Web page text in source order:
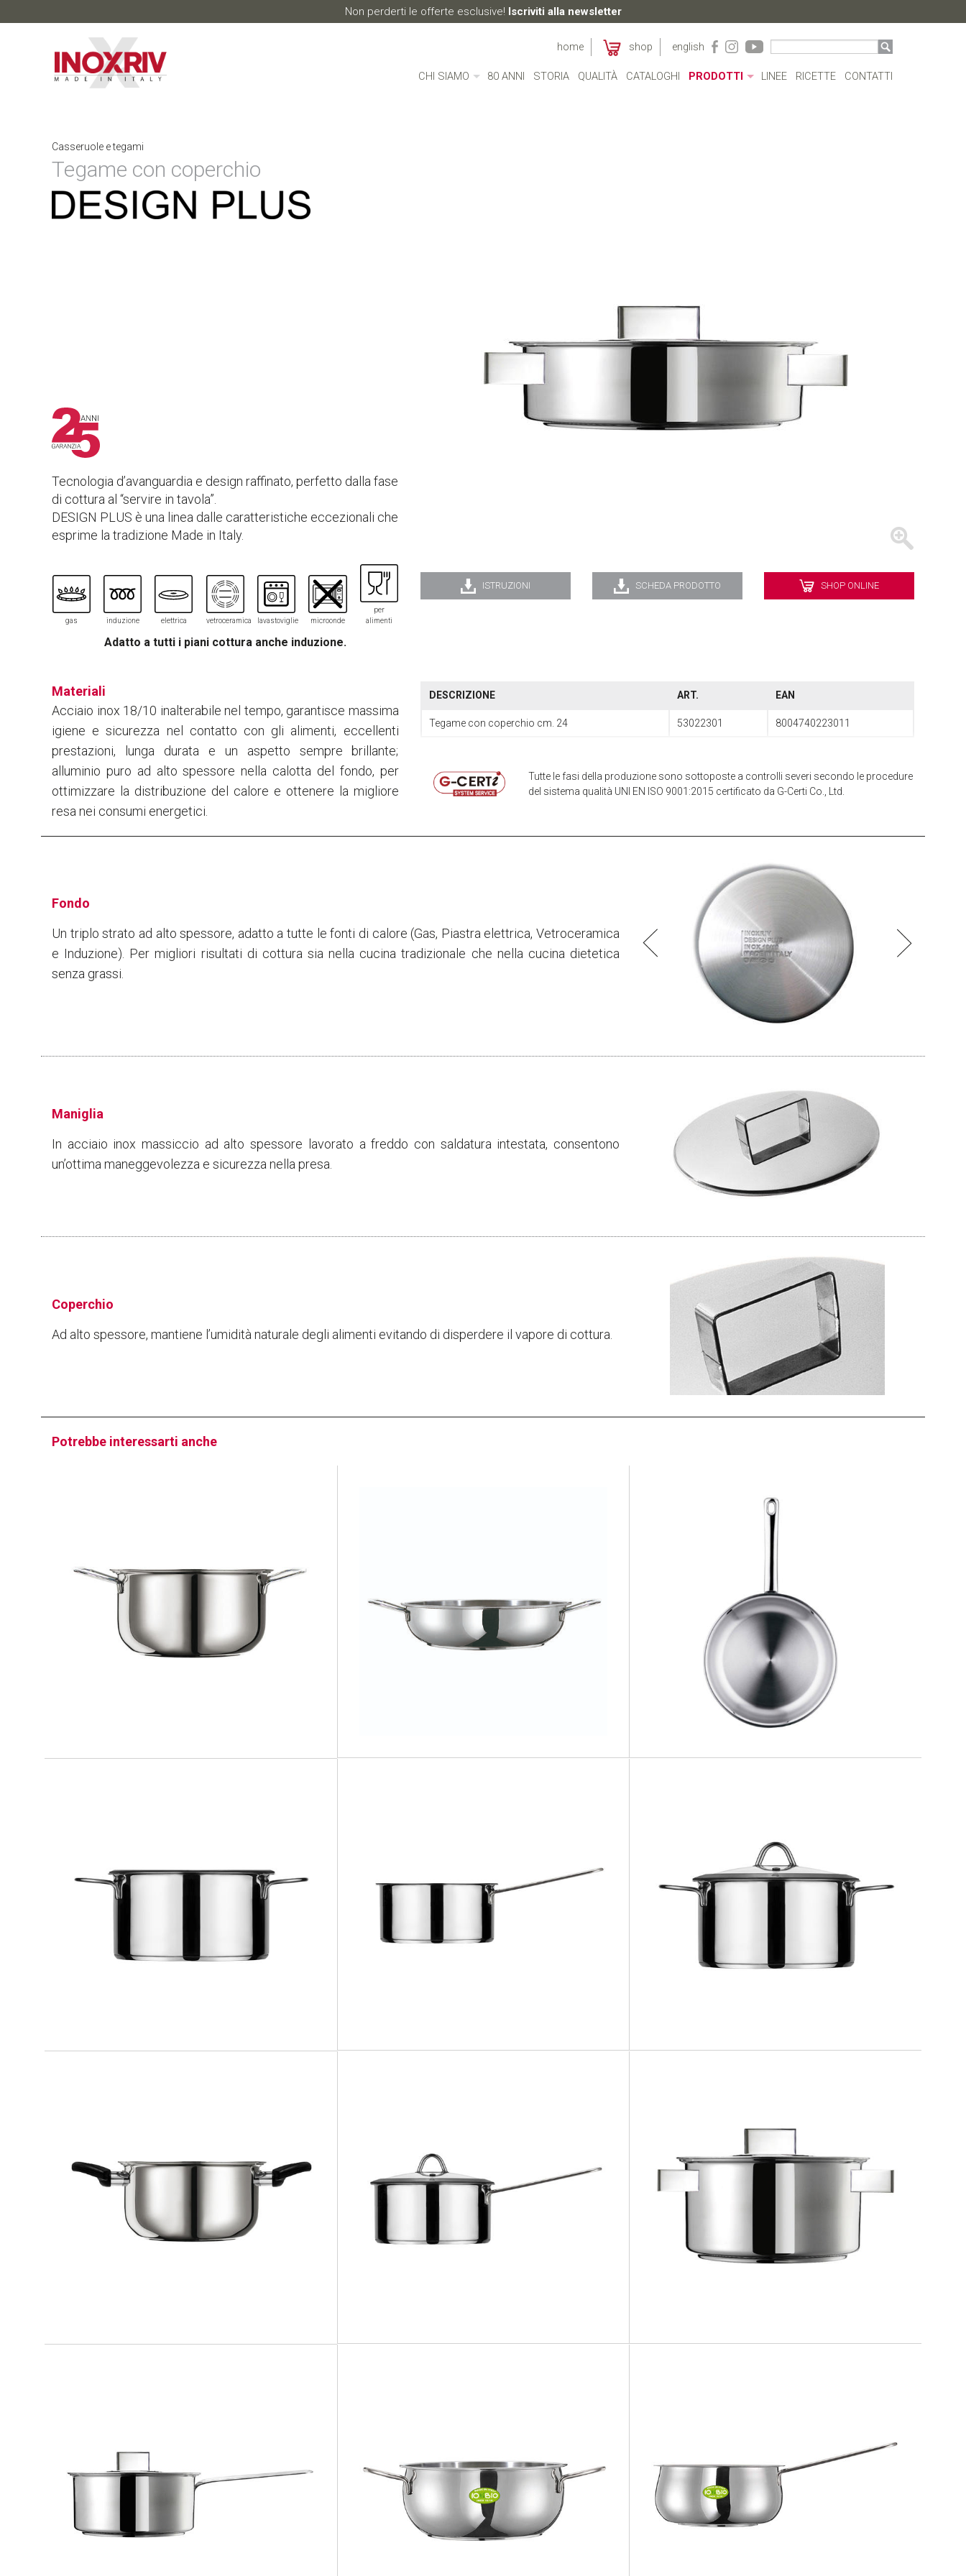
Non perderti le offerte esclusive! Iscriviti alla newsletter
home shop english
CHI SIAMO 80 ANNI STORIA QUALITÀ CATALOGHI PRODOTTI
COMPLEMENTI TAVOLA
BATTERIE
VASSOI
LINEE RICETTE CONTATTI
Casseruole e tegami
Tegame con coperchio
Tecnologia d’avanguardia e design raffinato, perfetto dalla fase
di cottura al “servire in tavola”.
DESIGN PLUS è una linea dalle caratteristiche eccezionali che
esprime la tradizione Made in Italy.
gas induzione elettrica vetroceramica lavastoviglie microonde
per
alimenti
Adatto a tutti i piani cottura anche induzione.
ISTRUZIONI SCHEDA PRODOTTO SHOP ONLINE
DESCRIZIONE ART. EAN
Tegame con coperchio cm. 24 53022301 8004740223011
Tutte le fasi della produzione sono sottoposte a controlli severi secondo le procedure
del sistema qualità UNI EN ISO 9001:2015 certificato da G-Certi Co., Ltd.
Materiali
Acciaio inox 18/10 inalterabile nel tempo, garantisce massima
igiene e sicurezza nel contatto con gli alimenti, eccellenti
prestazioni, lunga durata e un aspetto sempre brillante;
alluminio puro ad alto spessore nella calotta del fondo, per
ottimizzare la distribuzione del calore e ottenere la migliore
resa nei consumi energetici.
Fondo
Un triplo strato ad alto spessore, adatto a tutte le fonti di calore (Gas, Piastra elettrica, Vetroceramica
e Induzione). Per migliori risultati di cottura sia nella cucina tradizionale che nella cucina dietetica
senza grassi.
Maniglia
In acciaio inox massiccio ad alto spessore lavorato a freddo con saldatura intestata, consentono
un’ottima maneggevolezza e sicurezza nella presa.
Coperchio
Ad alto spessore, mantiene l’umidità naturale degli alimenti evitando di disperdere il vapore di cottura.
Potrebbe interessarti anche
PROFI
Casseruola
PROFI
Tegame
KOOK KOOK MILANO
KITCHEN
Casseruola
MILANO
Casseruola 1 manico
DESIGN PLUS
DESIGN PLUS
Casseruola 1 manico con coperchio
IO BIO
Casseruola
IO BIO
Casseruola 1 manico